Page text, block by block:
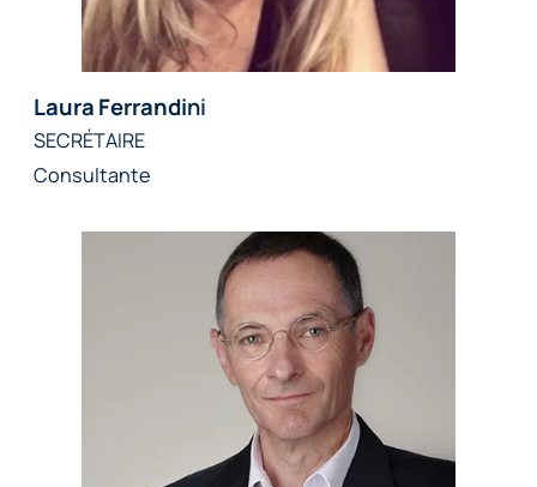
Laura Ferrandini
SECRÉTAIRE
Consultante